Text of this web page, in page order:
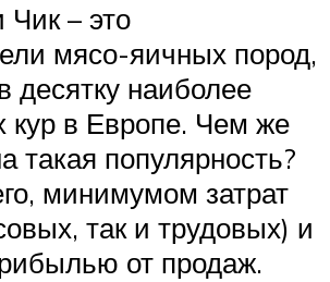
Чик – это
мясо-яичных пород,
наиболее
кур в Европе. Чем же
такая популярность?
минимумом затрат
так и трудовых) и
от продаж.